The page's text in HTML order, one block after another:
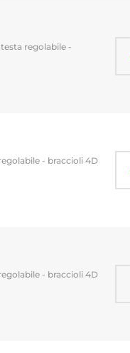
regolabile -
- braccioli 4D
- braccioli 4D